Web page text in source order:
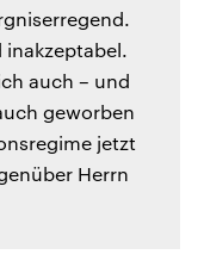
auch – und
geworben
jetzt
Herrn